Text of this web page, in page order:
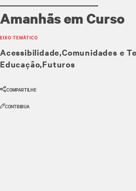
Amanhãs em Curso
EIXO TEMÁTICO
Acessibilidade Comunidades e
Educação Futuros
COMPARTILHE
CONTRIBUA